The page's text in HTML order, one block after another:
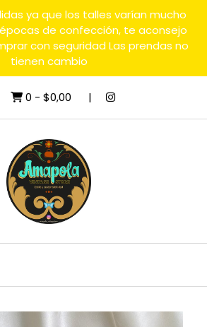
ya que los talles varían mucho
de confección, te aconsejo
con seguridad Las prendas no
tienen cambio
0 - $0,00